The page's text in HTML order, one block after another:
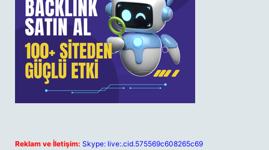
Reklam ve İletişim: Skype: live:.cid.575569c608265c69